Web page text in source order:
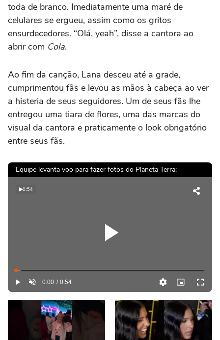
toda de branco. Imediatamente uma maré de
celulares se ergueu, assim como os gritos
ensurdecedores. “Olá, yeah”, disse a cantora ao
abrir com Cola.
Ao fim da canção, Lana desceu até a grade,
cumprimentou fãs e levou as mãos à cabeça ao ver
a histeria de seus seguidores. Um de seus fãs lhe
entregou uma tiara de flores, uma das marcas do
visual da cantora e praticamente o look obrigatório
entre seus fãs.
Equipe levanta voo para fazer fotos do Planeta Terra:
Video
Play Desmutar
Current
0:00 / DurationÂ
0:54
Loaded:
Picture-
Picture
0:54